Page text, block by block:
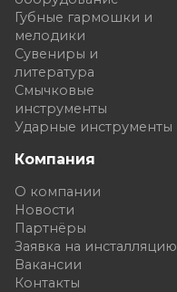
Губные гармошки и
мелодики
Сувениры и
литература
Смычковые
инструменты
Ударные инструменты
Компания
О компании
Новости
Партнёры
Заявка на инсталляцию
Вакансии
Контакты